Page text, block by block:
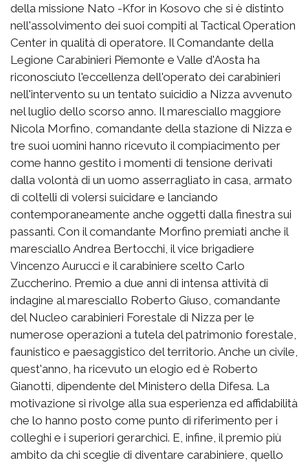
della missione Nato -Kfor in Kosovo che si è distinto
nell'assolvimento dei suoi compiti al Tactical Operation
Center in qualità di operatore. Il Comandante della
Legione Carabinieri Piemonte e Valle d'Aosta ha
riconosciuto l'eccellenza dell'operato dei carabinieri
nell'intervento su un tentato suicidio a Nizza avvenuto
nel luglio dello scorso anno. Il maresciallo maggiore
Nicola Morfino, comandante della stazione di Nizza e
tre suoi uomini hanno ricevuto il compiacimento per
come hanno gestito i momenti di tensione derivati
dalla volontà di un uomo asserragliato in casa, armato
di coltelli di volersi suicidare e lanciando
contemporaneamente anche oggetti dalla finestra sui
passanti. Con il comandante Morfino premiati anche il
maresciallo Andrea Bertocchi, il vice brigadiere
Vincenzo Aurucci e il carabiniere scelto Carlo
Zuccherino. Premio a due anni di intensa attività di
indagine al maresciallo Roberto Giuso, comandante
del Nucleo carabinieri Forestale di Nizza per le
numerose operazioni a tutela del patrimonio forestale,
faunistico e paesaggistico del territorio. Anche un civile,
quest'anno, ha ricevuto un elogio ed è Roberto
Gianotti, dipendente del Ministero della Difesa. La
motivazione si rivolge alla sua esperienza ed affidabilità
che lo hanno posto come punto di riferimento per i
colleghi e i superiori gerarchici. E, infine, il premio più
ambito da chi sceglie di diventare carabiniere, quello